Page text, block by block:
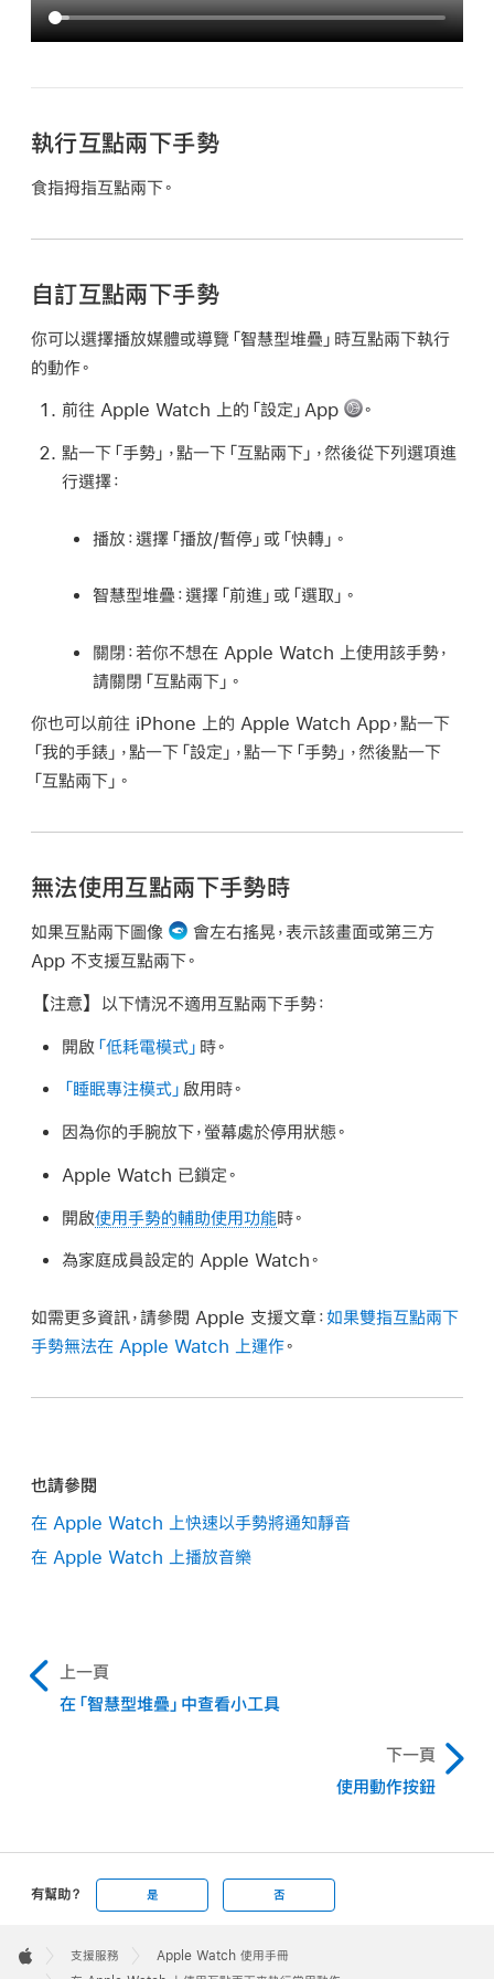
執行互點兩下手勢
食指拇指互點兩下。
自訂互點兩下手勢
你可以選擇播放媒體或導覽「智慧型堆疊」時互點兩下執行
的動作。
前往 Apple Watch 上的「設定」App 。
點一下「手勢」，點一下「互點兩下」，然後從下列選項進
行選擇：
播放：選擇「播放/暫停」或「快轉」。
智慧型堆疊：選擇「前進」或「選取」。
關閉： 若你不想在 Apple Watch 上使用該手勢，
請關閉「互點兩下」。
你也可以前往 iPhone 上的 Apple Watch App，點一下
「我的手錶」，點一下「設定」，點一下「手勢」，然後點一下
「互點兩下」。
無法使用互點兩下手勢時
如果互點兩下圖像
會左右搖晃，表示該畫面或第三方
App 不支援互點兩下。
【注意】 以下情況不適用互點兩下手勢：
開啟 「低耗電模式」 時。
「睡眠專注模式」 啟用時。
因為你的手腕放下，螢幕處於停用狀態。
Apple Watch 已鎖定。
開啟使用手勢的輔助使用功能時。
為家庭成員設定的 Apple Watch。
如需更多資訊，請參閱 Apple 支援文章：如果雙指互點兩下
手勢無法在 Apple Watch 上運作。
也請參閱
在 Apple Watch 上快速以手勢將通知靜音
在 Apple Watch 上播放音樂
上一頁
在「智慧型堆疊」中查看小工具
下一頁
使用動作按鈕
有幫助？ 是 否
Footer

支援服務
Apple Watch 使用手冊